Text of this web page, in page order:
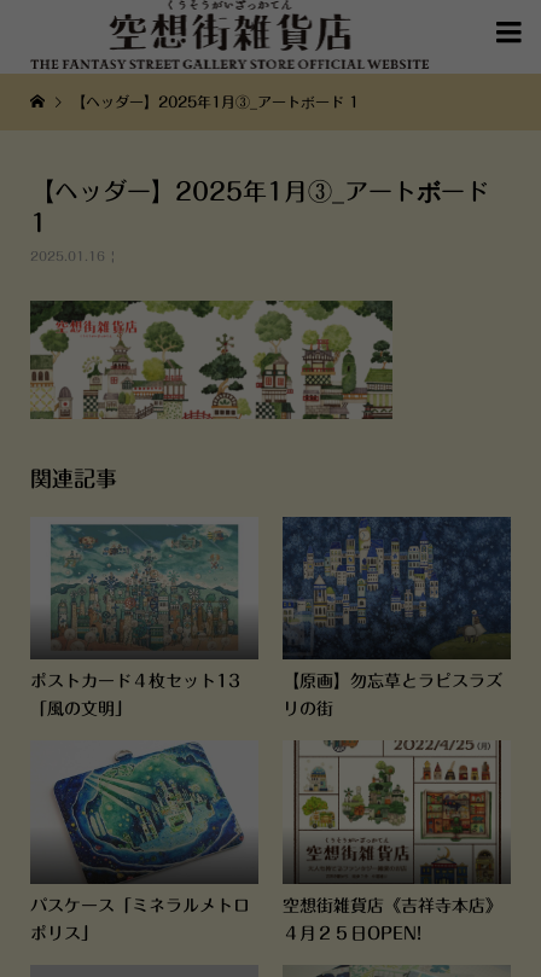

【ヘッダー】2025年1月③_アートボード 1
【ヘッダー】2025年1月③_アートボード
1
2025.01.16
関連記事
ポストカード４枚セット13
「風の文明」
【原画】勿忘草とラピスラズ
リの街
パスケース「ミネラルメトロ
ポリス」
空想街雑貨店《吉祥寺本店》
４月２５日OPEN!